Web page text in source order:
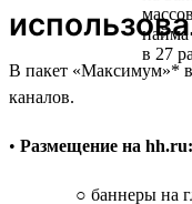
В пакет «Максимум»*
каналов.
• Размещение на hh.ru:
○ баннеры на